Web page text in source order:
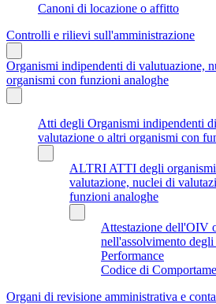
Canoni di locazione o affitto
Controlli e rilievi sull'amministrazione
Organismi indipendenti di valutuazione,
organismi con funzioni analoghe
Atti degli Organismi indipendenti
valutazione o altri organismi con
ALTRI ATTI degli
valutazione, nuclei di
funzioni analoghe
Attestazione dell'OIV
nell'assolvimento
Performance
Codice di
Organi di revisione amministrativa e